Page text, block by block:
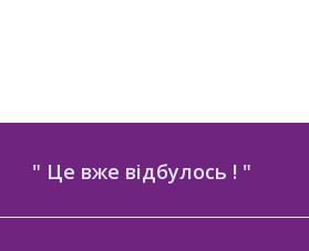
" Це вже відбулось ! "